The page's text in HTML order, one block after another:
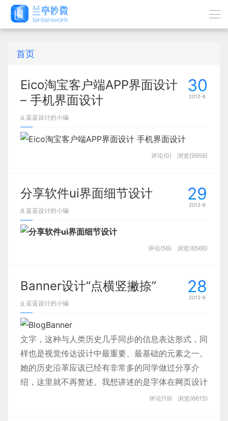
首页
30
2012-6
Eico淘宝客户端APP界面设计
– 手机界面设计
蓝蓝设计的小编
评论(0) 浏览(9956)
29
2012-6
分享软件ui界面细节设计
蓝蓝设计的小编
评论(56) 浏览(6566)
28
2012-6
Banner设计“点横竖撇捺”
蓝蓝设计的小编
文字，这种与人类历史几乎同步的信息表达形式，同
样也是视觉传达设计中最重要、最基础的元素之一。
她的历史沿革应该已经有非常多的同学做过分享介
绍，这里就不再赘述。我想讲述的是字体在网页设计
中的运用，她最为常见的一种承载形式：banner字
评论(19) 浏览(6615)